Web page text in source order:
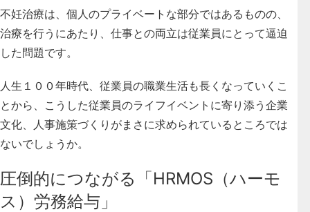
不妊治療は、個人のプライベートな部分ではあるものの、
治療を行うにあたり、仕事との両立は従業員にとって逼迫
した問題です。
人生１００年時代、従業員の職業生活も長くなっていくこ
とから、こうした従業員のライフイベントに寄り添う企業
文化、人事施策づくりがまさに求められているところでは
ないでしょうか。
圧倒的につながる「HRMOS（ハーモ
ス）労務給与」